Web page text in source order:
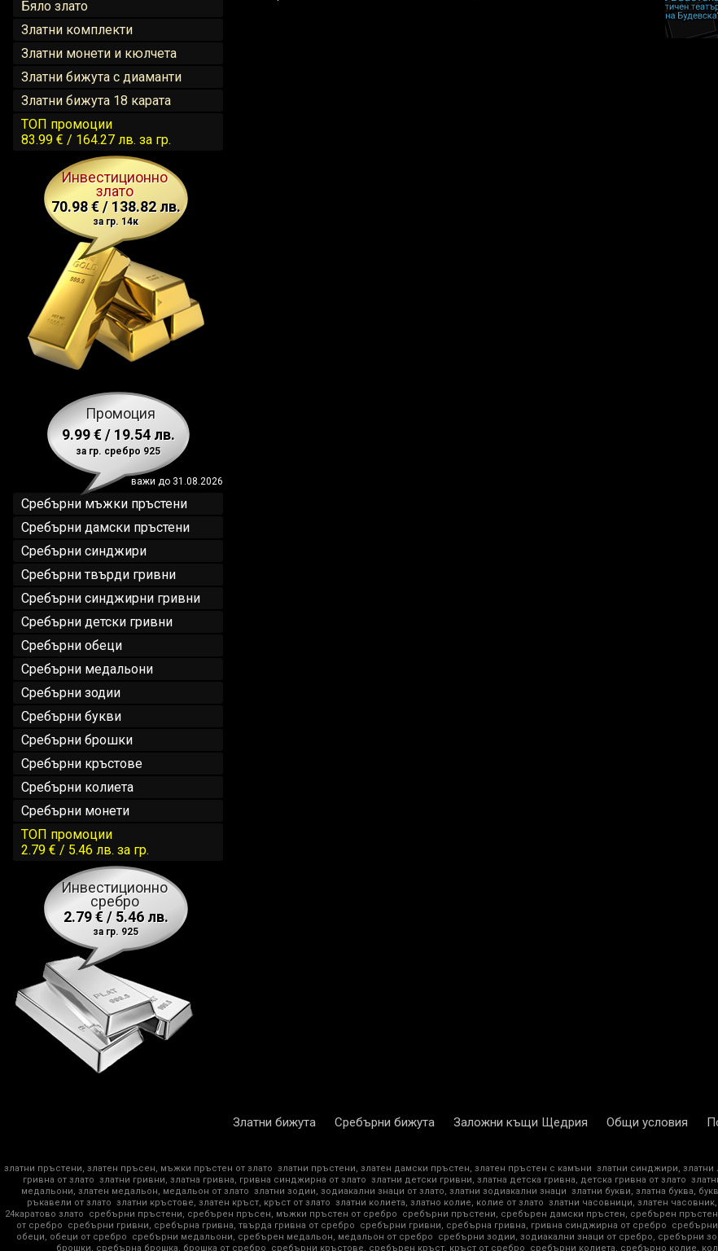
Бяло злато
Златни комплекти
Златни монети и кюлчета
Златни бижута с диаманти
Златни бижута 18 карата
ТОП промоции
83.99 € / 164.27 лв. за гр.
Инвестиционно
злато
70.98 € / 138.82 лв.
за гр. 14к
Промоция
9.99 € / 19.54 лв.
за гр. сребро 925
важи до 31.08.2026
Сребърни мъжки пръстени
Сребърни дамски пръстени
Сребърни синджири
Сребърни твърди гривни
Сребърни синджирни гривни
Сребърни детски гривни
Сребърни обеци
Сребърни медальони
Сребърни зодии
Сребърни букви
Сребърни брошки
Сребърни кръстове
Сребърни колиета
Сребърни монети
ТОП промоции
2.79 € / 5.46 лв. за гр.
Инвестиционно
сребро
2.79 € / 5.46 лв.
за гр. 925
Златни бижута Сребърни бижута Заложни къщи Щедрия Общи условия
златни пръстени, златен пръсен, мъжки пръстен от злато златни пръстени, златен дамски пръстен, златен пръстен с камъни златни синджири,
гривна от злато златни гривни, златна гривна, гривна синджирна от злато златни детски гривни, златна детска гривна, детска гривна от злато
медальони, златен медальон, медальон от злато златни зодии, зодиакални знаци от злато, златни зодиакални знаци златни букви, златна буква,
ръкавели от злато златни кръстове, златен кръст, кръст от злато златни колиета, златно колие, колие от злато златни часовници, златен
24каратово злато
сребърни пръстени, сребърен пръсен, мъжки пръстен от сребро сребърни пръстени, сребърен дамски пръстен, сребърен
от сребро
сребърни гривни, сребърна гривна, твърда гривна от сребро сребърни гривни, сребърна гривна, гривна синджирна от сребро сребърни
обеци, обеци от сребро
сребърни медальони, сребърен медальон, медальон от сребро сребърни зодии, зодиакални знаци от сребро, сребърни
брошки, сребърна брошка, брошка от сребро
сребърни кръстове, сребърен кръст, кръст от сребро сребърни колиета, сребърно колие,